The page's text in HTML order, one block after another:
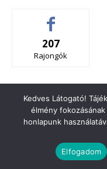
Kedves Látogató!
élmény
honlapunk
Elfogadom